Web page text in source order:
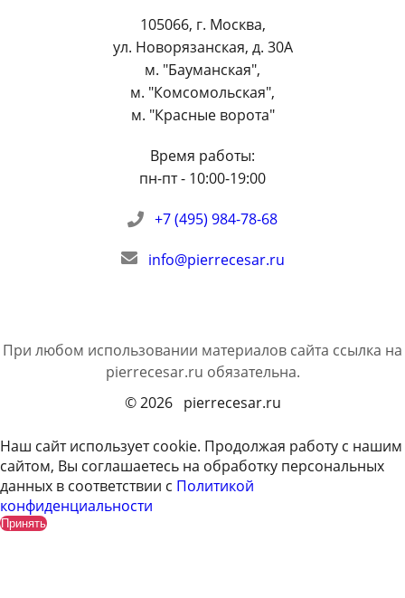
105066, г. Москва,
ул. Новорязанская, д. 30А
м. "Бауманская",
м. "Комсомольская",
м. "Красные ворота"
Время работы:
пн-пт - 10:00-19:00
+7 (495) 984-78-68
info@pierrecesar.ru
При любом использовании материалов сайта ссылка на
pierrecesar.ru обязательна.
© 2026 pierrecesar.ru
Наш сайт использует cookie. Продолжая работу с нашим
сайтом, Вы соглашаетесь на обработку персональных
данных в соответствии с Политикой
конфиденциальности
Принять